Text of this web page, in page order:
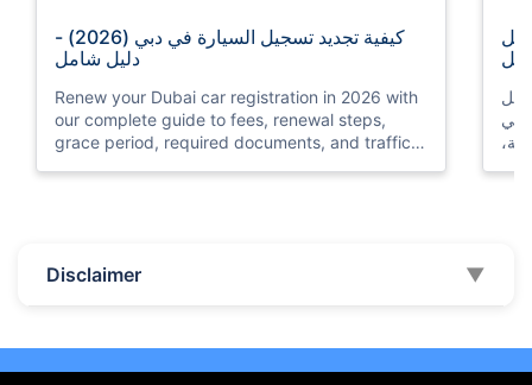
كيفية تجديد تسجيل السيارة في دبي (2026) -
دليل شامل
Renew your Dubai car registration in 2026 with
our complete guide to fees, renewal steps,
grace period, required documents, and traffic
(2026) - دليل
في
أفضل 10 شركات تأمين للسيارات في دبي
قائمة بأفضل شركات التأمين على السيارات في دبي
والإمارات العربية المتحدة مع منتجاتها ومزايا الخدمات
هذا
من
Disclaimer ▼